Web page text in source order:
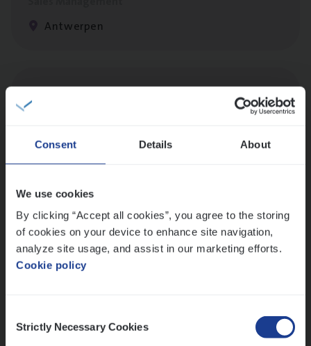
Consent Details About
We use cookies
By clicking “Accept all cookies”, you agree to the storing
of cookies on your device to enhance site navigation,
analyze site usage, and assist in our marketing efforts.
Cookie policy
Selection
Strictly Necessary Cookies
Antwerpen
Insu­ran­ce Bro­ker Trans­port&Logistiek
Sales Management
Antwerpen
Lees onze verhalen
Meer dan collega’s: hoe Julie en Aurélie elkaar
versterken
Mathias houdt van diepgaande dossiers én droge